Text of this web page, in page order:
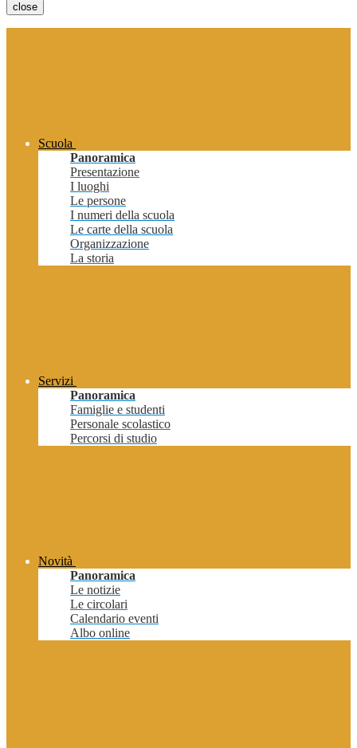
close
Scuola
Panoramica
Presentazione
I luoghi
Le persone
I numeri della scuola
Le carte della scuola
Organizzazione
La storia
Servizi
Panoramica
Famiglie e studenti
Personale scolastico
Percorsi di studio
Novità
Panoramica
Le notizie
Le circolari
Calendario eventi
Albo online